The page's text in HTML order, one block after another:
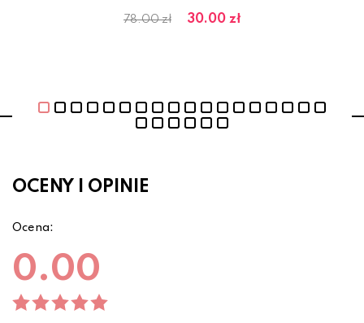
78.00 zł 30.00 zł
OCENY I OPINIE
Ocena:
0.00